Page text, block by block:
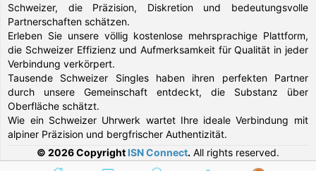
Schweizer, die Präzision, Diskretion und bedeutungsvolle
Partnerschaften schätzen.
Erleben Sie unsere völlig kostenlose mehrsprachige Plattform,
die Schweizer Effizienz und Aufmerksamkeit für Qualität in jeder
Verbindung verkörpert.
Tausende Schweizer Singles haben ihren perfekten Partner
durch unsere Gemeinschaft entdeckt, die Substanz über
Oberfläche schätzt.
Wie ein Schweizer Uhrwerk wartet Ihre ideale Verbindung mit
alpiner Präzision und bergfrischer Authentizität.
© 2026 Copyright ISN Connect. All rights reserved.